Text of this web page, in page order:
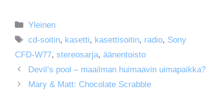
Kategoriat
Yleinen
Avainsanat
cd-soitin, kasetti, kasettisoitin, radio, Sony
CFD-W77, stereosarja, äänentoisto
Devil’s pool – maailman huimaavin uimapaikka?
Mary & Matt: Chocolate Scrabble